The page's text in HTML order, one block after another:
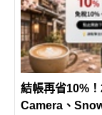
結帳再省10%
Camera、